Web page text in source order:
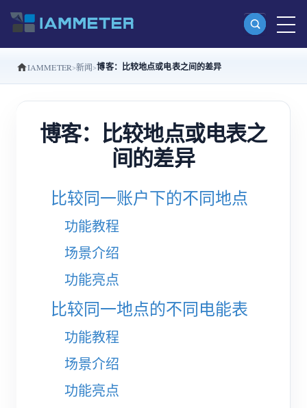
产品
单相 Wi-Fi 电能表 (WEM3080)
分相 Wi-Fi 电能表 (WEM2067)
三相 Wi-Fi 电能表 (WEM3080T)
三相 Wi-Fi 电能表 (WEM3050T)
WiFi 功率控制器
IAMMETER Cloud Pro
私有化部署服务
电动汽车充电桩
IAMMETER 模拟器
虚拟电表
能源预测与仿真系统
IAMMETER 新闻 博客：比较地点或电表之间的差异
博客：比较地点或电表之
间的差异
比较同一账户下的不同地点
功能教程
场景介绍
功能亮点
比较同一地点的不同电能表
功能教程
场景介绍
功能亮点